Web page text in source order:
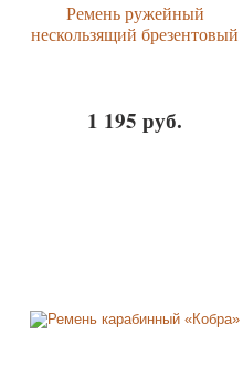
Ремень ружейный
нескользящий брезентовый
1 195 руб.